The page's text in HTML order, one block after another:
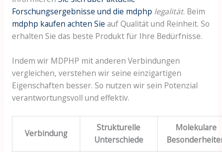
Forschungsergebnisse und die mdphp legalität. Beim
mdphp kaufen achten Sie auf Qualität und Reinheit. So
erhalten Sie das beste Produkt für Ihre Bedürfnisse.
Indem wir MDPHP mit anderen Verbindungen
vergleichen, verstehen wir seine einzigartigen
Eigenschaften besser. So nutzen wir sein Potenzial
verantwortungsvoll und effektiv.
Verbindung
Strukturelle
Unterschiede
Molekulare